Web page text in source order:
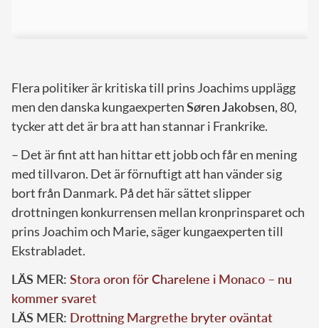
Flera politiker är kritiska till prins Joachims upplägg
men den danska kungaexpertenSørenJakobsen, 80,
tycker att det är bra att han stannar i Frankrike.
– Det är fint att han hittar ett jobb och får en mening
med tillvaron. Det är förnuftigt att han vänder sig
bort från Danmark. På det här sättet slipper
drottningen konkurrensen mellan kronprinsparet och
prins Joachim och Marie, säger kungaexperten till
Ekstrabladet.
LÄS MER: Stora oron för Charelene i Monaco – nu
kommer svaret
LÄS MER: Drottning Margrethe bryter oväntat